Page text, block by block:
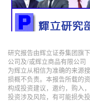
研究报告由辉立证券集团旗
公司及/或辉立商品有限公司
为辉立从相信为准确的来源
损概不负责。本报告所载的
构成投资建议，邀约，购入
投资涉及风险，有可能损失